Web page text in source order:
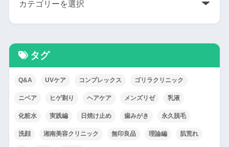
タグ
Q&A UVケア コンプレックス ゴリラクリニック
ニベア ヒゲ剃り ヘアケア メンズリゼ 乳液
化粧水 実践編 日焼け止め 歯みがき 永久脱毛
洗顔 湘南美容クリニック 無印良品 理論編 肌荒れ